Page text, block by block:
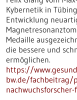
Kybernetik in
Entwicklung
Medaille
die bessere und
ermöglichen.
https://
bw.de/fachbeitrag/